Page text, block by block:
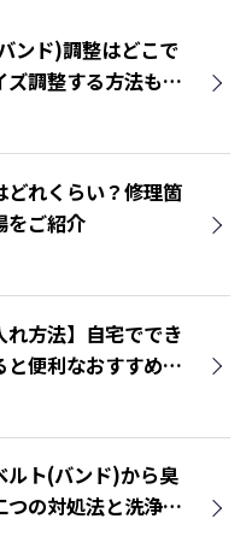
ンド)調整はどこで
ズ調整する方法も紹
どれくらい？修理箇
をご紹介
れ方法】自宅ででき
と便利なおすすめ
ルト(バンド)から臭
つの対処法と洗浄